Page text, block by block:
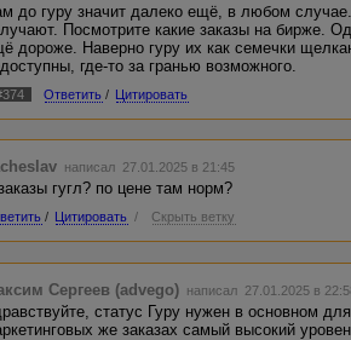
до гуру значит далеко ещё, в любом
Посмотрите какие заказы на бирже.
дороже. Наверно гуру их как семечки
где-то за гранью возможного.
Ответить / Цитировать
написал 27.01.2025 в 21:45
гугл? по цене там норм?
/ Цитировать / Скрыть ветку
Сергеев (advego) написал 27.01.2025 в
статус Гуру нужен в основном
же заказах самый высокий